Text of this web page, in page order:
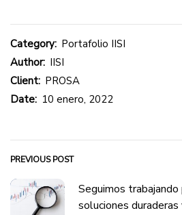
Category: Portafolio IISI
Author: IISI
Client: PROSA
Date: 10 enero, 2022
PREVIOUS POST
Seguimos
soluciones